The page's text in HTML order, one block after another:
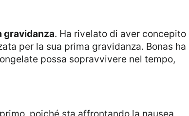
gravidanza. Ha rivelato di aver concepito
per la sua prima gravidanza. Bonas ha
possa sopravvivere nel tempo,